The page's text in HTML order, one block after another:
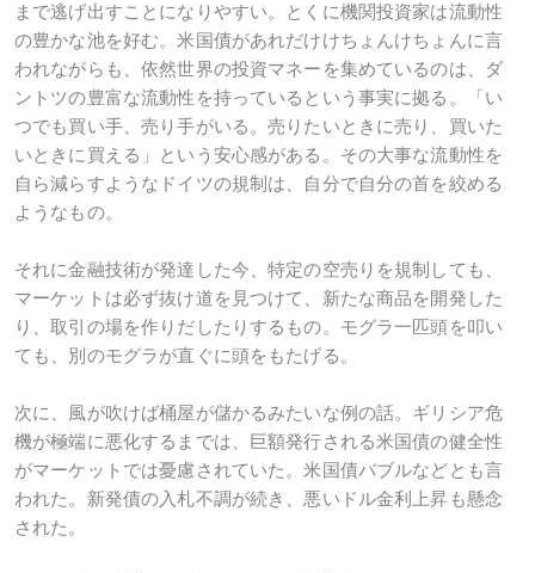
まで逃げ出すことになりやすい。とくに機関投資家は流動性
の豊かな池を好む。米国債があれだけけちょんけちょんに言
われながらも、依然世界の投資マネーを集めているのは、ダ
ントツの豊富な流動性を持っているという事実に拠る。「い
つでも買い手、売り手がいる。売りたいときに売り、買いた
いときに買える」という安心感がある。その大事な流動性を
自ら減らすようなドイツの規制は、自分で自分の首を絞める
ようなもの。
それに金融技術が発達した今、特定の空売りを規制しても、
マーケットは必ず抜け道を見つけて、新たな商品を開発した
り、取引の場を作りだしたりするもの。モグラ一匹頭を叩い
ても、別のモグラが直ぐに頭をもたげる。
次に、風が吹けば桶屋が儲かるみたいな例の話。ギリシア危
機が極端に悪化するまでは、巨額発行される米国債の健全性
がマーケットでは憂慮されていた。米国債バブルなどとも言
われた。新発債の入札不調が続き、悪いドル金利上昇も懸念
された。